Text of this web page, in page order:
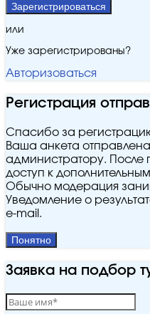
Зарегистрироваться
или
Уже зарегистрированы?
Авторизоваться
Регистрация
Спасибо за
Ваша анкета
администратору. После
доступ к
Обычно модерация
Уведомление о
e‑mail.
Понятно
Заявка на подбор